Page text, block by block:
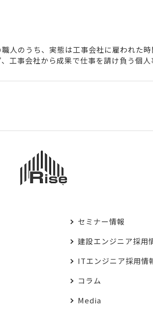
人のうち、実態は工事会社に雇われた
工事会社から成果で仕事を請け負う個人
セミナー情報
建設エンジニア採用
ITエンジニア採用情
コラム
Media